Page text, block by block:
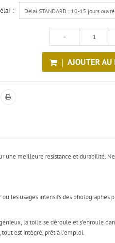
: Délai STANDARD : 10-15 jours
AJOUTER AU
une meilleure resistance et durabilité.
les usages intensifs des photographes
la toile se déroule et s'enroule
tout est intégré, prêt à l'emploi.